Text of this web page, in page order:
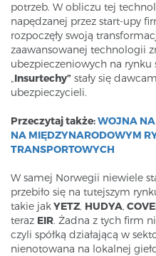
potrzeb. W obliczu tej
napędzanej przez start-upy
rozpoczęły swoją
zaawansowanej technologii
ubezpieczeniowych na rynku
„Insurtechy” stały się
ubezpieczycieli.
Przeczytaj także:WOJNA NA
NA MIĘDZYNARODOWYM
TRANSPORTOWYCH
W samej Norwegii niewiele
przebiło się na tutejszym
takie jakYETZ, HUDYA,
teraz EIR. Żadna z tych firm
czyli spółką działającą w
nienotowana na lokalnej